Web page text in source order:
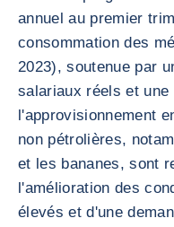
annuel au premier
consommation des
2023), soutenue par
salariaux réels et
l'approvisionnement
non pétrolières,
et les bananes, sont
l'amélioration des
élevés et d'une